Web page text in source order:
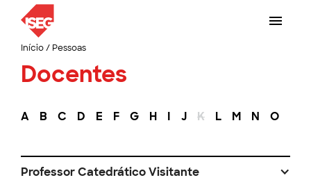
Início/ Pessoas
Docentes
A B C D E F G H I J K L M N O
Professor Catedrático Visitante